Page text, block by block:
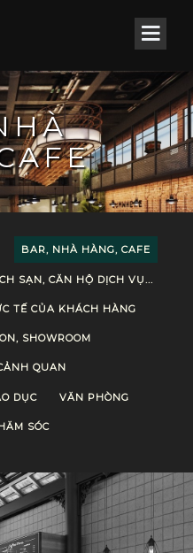
BAR, NHÀ HÀNG, CAFE
SẠN, CĂN HỘ DỊCH VỤ...
TẾ CỦA KHÁCH HÀNG
SHOWROOM
QUAN
DỤC VĂN PHÒNG
SÓC